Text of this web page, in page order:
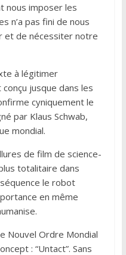
nous imposer les
n’a pas fini de nous
et de nécessiter notre
à légitimer
conçu jusque dans les
cyniquement le
par Klaus Schwab,
mondial.
de film de science-
totalitaire dans
le robot
en même
Nouvel Ordre Mondial
: “Untact”. Sans